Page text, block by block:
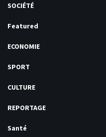
SOCIÉTÉ
Featured
ECONOMIE
SPORT
CULTURE
REPORTAGE
Santé